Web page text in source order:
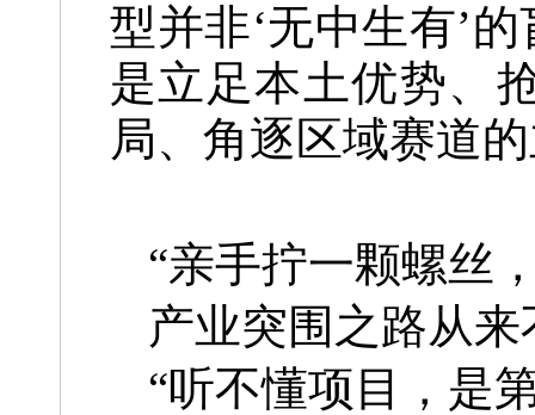
型并非‘无中生有’
是立足本土优势、
局、角逐区域赛道
“亲手拧一颗螺丝
产业突围之路从
“听不懂项目，是